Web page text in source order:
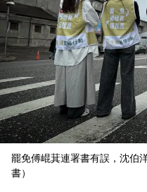
罷免傅崐萁連署書有誤，沈伯
書）